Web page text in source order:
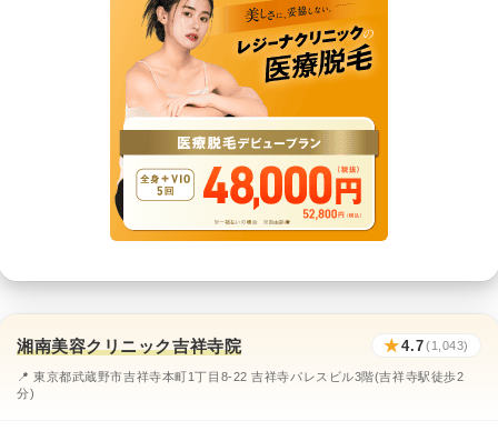
湘南美容クリニック吉祥寺院 ★4.7(1,043)
📍 東京都武蔵野市吉祥寺本町1丁目8-22 吉祥寺パレスビル3階(吉祥寺駅徒歩2
分)